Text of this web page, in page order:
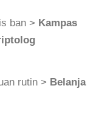
ban > Kampas
rutin > Belanja